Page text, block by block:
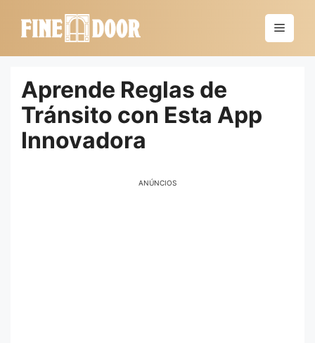
Menú
Aprende Reglas de
Tránsito con Esta App
Innovadora
ANÚNCIOS